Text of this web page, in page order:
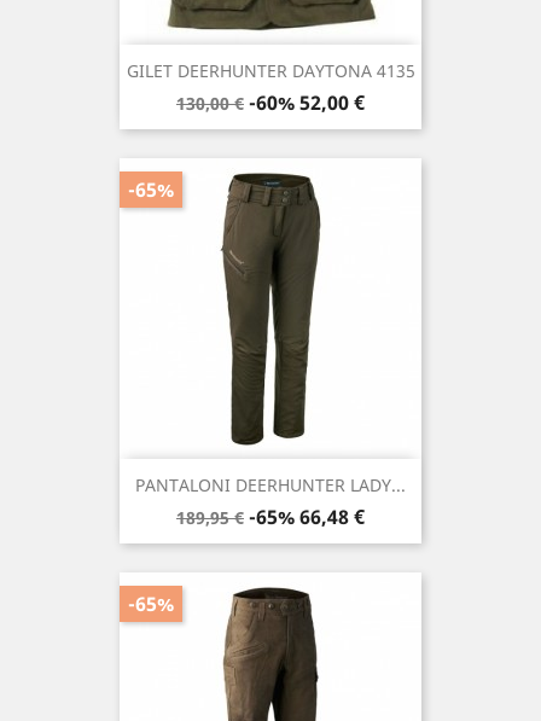
GILET DEERHUNTER DAYTONA 4135
Prezzo
base
130,00 € -60%Prezzo
52,00 €
PANTALONI DEERHUNTER LADY...
Prezzo
base
189,95 € -65%Prezzo
66,48 €
-65%
-65%